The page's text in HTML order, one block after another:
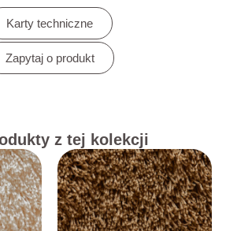
Karty techniczne
Zapytaj o produkt
z tej kolekcji